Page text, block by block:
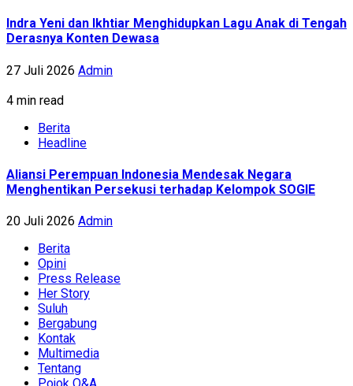
Indra Yeni dan Ikhtiar Menghidupkan Lagu Anak di Tengah
Derasnya Konten Dewasa
27 Juli 2026 Admin
4 min read
Berita
Headline
Aliansi Perempuan Indonesia Mendesak Negara
Menghentikan Persekusi terhadap Kelompok SOGIE
20 Juli 2026 Admin
Berita
Opini
Press Release
Her Story
Suluh
Bergabung
Kontak
Multimedia
Tentang